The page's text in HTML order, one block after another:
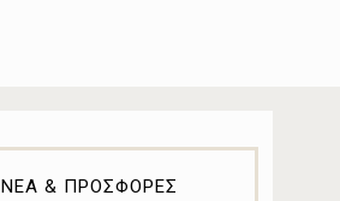
ΝΕΑ & ΠΡΟΣΦΟΡΕΣ